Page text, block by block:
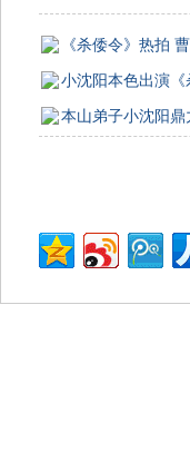
《杀倭令》热拍
小沈阳本色出演《
本山弟子小沈阳